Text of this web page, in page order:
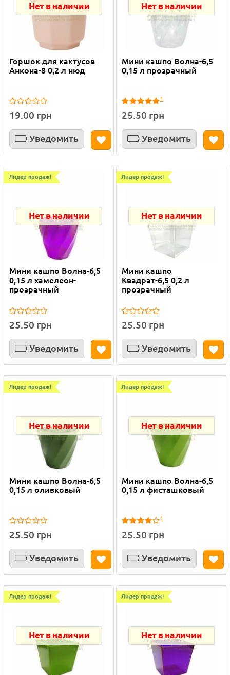
Нет в наличии
Горшок для кактусов
Анкона-8 0,2 л нюд
19.00 грн
Уведомить
Нет в наличии
Мини кашпо Волна-6,5
0,15 л прозрачный
1
25.50 грн
Уведомить
Лидер продаж!
Нет в наличии
Мини кашпо Волна-6,5
0,15 л хамелеон-
прозрачный
25.50 грн
Уведомить
Лидер продаж!
Нет в наличии
Мини кашпо
Квадрат-6,5 0,2 л
прозрачный
25.50 грн
Уведомить
Лидер продаж!
Нет в наличии
Мини кашпо Волна-6,5
0,15 л оливковый
25.50 грн
Уведомить
Лидер продаж!
Нет в наличии
Мини кашпо Волна-6,5
0,15 л фисташковый
1
25.50 грн
Уведомить
Лидер продаж!
Нет в наличии
Лидер продаж!
Нет в наличии